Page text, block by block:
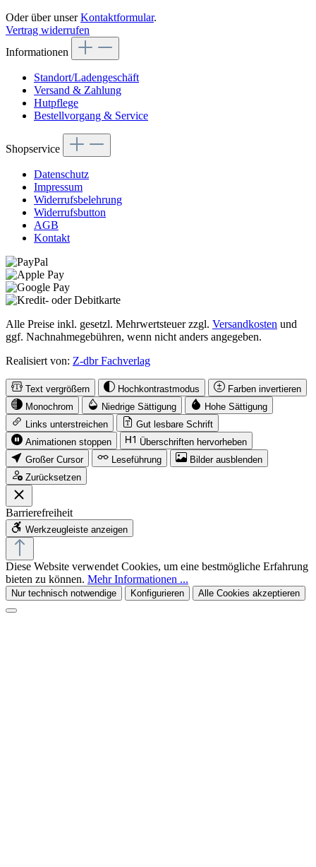
Oder über unserKontaktformular.
Vertrag widerrufen
Informationen
Standort/Ladengeschäft
Versand & Zahlung
Hutpflege
Bestellvorgang & Service
Shopservice
Datenschutz
Impressum
Widerrufsbelehrung
Widerrufsbutton
AGB
Kontakt
Alle Preise inkl. gesetzl. Mehrwertsteuer zzgl. Versandkosten und
ggf. Nachnahmegebühren, wenn nicht anders angegeben.
Realisiert von: Z-dbr Fachverlag
Text vergrößern Hochkontrastmodus
Farben invertieren
Monochrom
Niedrige Sättigung
Hohe Sättigung
Links unterstreichen
Gut lesbare Schrift
Animationen stoppen
Überschriften hervorheben
Großer Cursor
Leseführung
Bilder ausblenden
Zurücksetzen
Barrierefreiheit
Werkzeugleiste anzeigen
Diese Website verwendet Cookies, um eine bestmögliche Erfahrung
bieten zu können. Mehr Informationen ...
Nur technisch notwendige Konfigurieren Alle Cookies akzeptieren